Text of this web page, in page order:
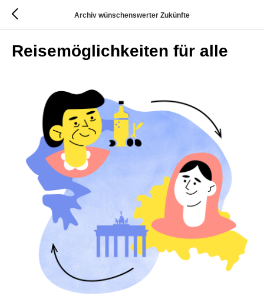
Archiv wünschenswerter Zukünfte
Reisemöglichkeiten für alle